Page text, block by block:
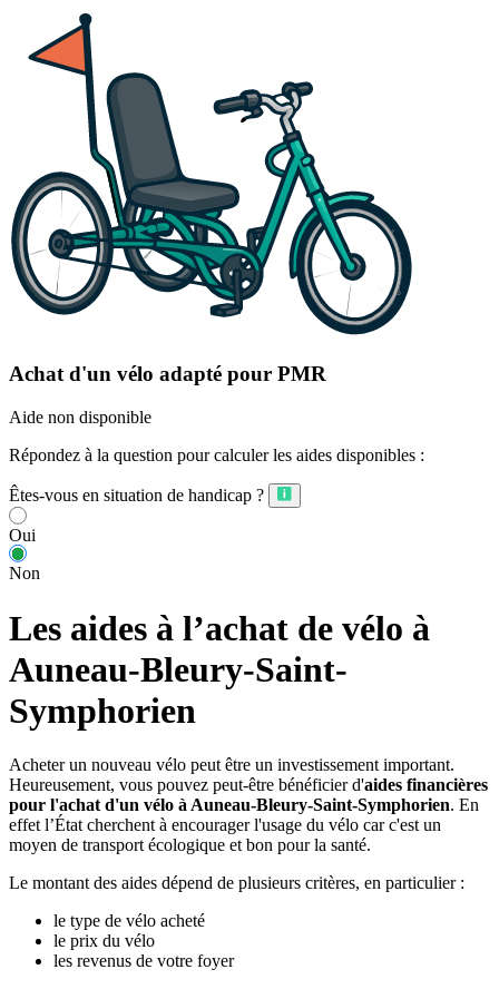
Achat d'un vélo adapté pour PMR
Aide non disponible
Répondez à la question pour calculer les aides disponibles :
Êtes-vous en situation de handicap ?
Oui
Non
Les aides à l’achat de vélo à
Auneau-Bleury-Saint-
Symphorien
Acheter un nouveau vélo peut être un investissement important.
Heureusement, vous pouvez peut-être bénéficier d'aides financières
pour l'achat d'un vélo à Auneau-Bleury-Saint-Symphorien. En
effet l’État cherchent à encourager l'usage du vélo car c'est un
moyen de transport écologique et bon pour la santé.
Le montant des aides dépend de plusieurs critères, en particulier :
le type de vélo acheté
le prix du vélo
les revenus de votre foyer